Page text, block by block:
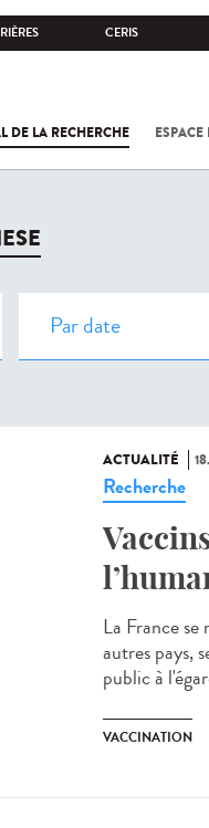
CERIS
DE LA RECHERCHE ESPACE
ACTUALITÉ
Recherche
La France
autres pays,
public à
VACCINATION